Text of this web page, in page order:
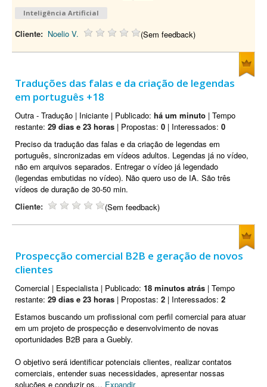
Inteligência Artificial
Cliente: Noelio V. (Sem feedback)
Traduções das falas e da criação de legendas
em português +18
Outra - Tradução | Iniciante | Publicado: há um minuto | Tempo
restante: 29 dias e 23 horas | Propostas: 0 | Interessados: 0
Preciso da tradução das falas e da criação de legendas em
português, sincronizadas em vídeos adultos. Legendas já no vídeo,
não em arquivos separados. Entregar o vídeo já legendado
(legendas embutidas no vídeo). Não quero uso de IA. São três
vídeos de duração de 30-50 min.
Cliente:
(Sem feedback)
Prospecção comercial B2B e geração de novos
clientes
Comercial | Especialista | Publicado: 18 minutos atrás | Tempo
restante: 29 dias e 23 horas | Propostas: 2 | Interessados: 2
Estamos buscando um profissional com perfil comercial para atuar
em um projeto de prospecção e desenvolvimento de novas
oportunidades B2B para a Guebly.
O objetivo será identificar potenciais clientes, realizar contatos
comerciais, entender suas necessidades, apresentar nossas
soluções e conduzir os… Expandir